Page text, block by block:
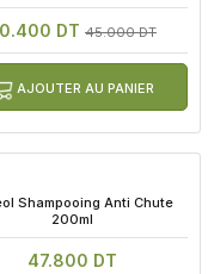
DT 45.000 DT
AJOUTER AU PANIER
Shampooing Anti Chute
200ml
47.800 DT